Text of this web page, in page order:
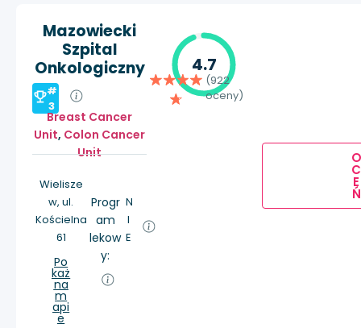
Mazowiecki
Szpital
Onkologiczny
#
3
Breast Cancer
Unit, Colon Cancer
Unit
Wielisze
w, ul.
Kościelna
61
Po
każ
na
m
api
e
Progr
am
lekow
y:
N
I
E
4.7
(922
oceny)
O
C
E
Ń